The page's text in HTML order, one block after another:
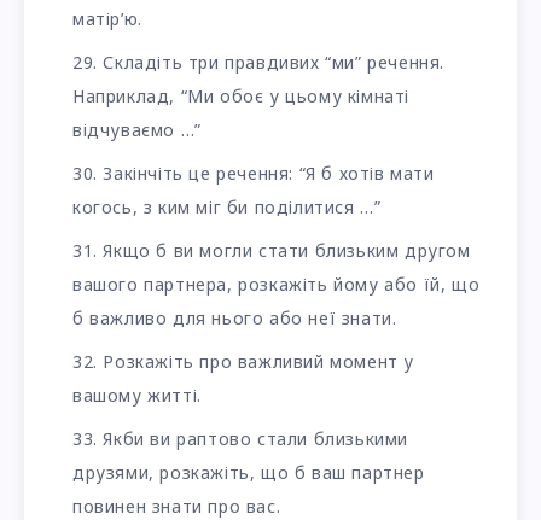
матір’ю.
Складіть три правдивих “ми” речення.
Наприклад, “Ми обоє у цьому кімнаті
відчуваємо …”
Закінчіть це речення: “Я б хотів мати
когось, з ким міг би поділитися …”
Якщо б ви могли стати близьким другом
вашого партнера, розкажіть йому або їй, що
б важливо для нього або неї знати.
Розкажіть про важливий момент у
вашому житті.
Якби ви раптово стали близькими
друзями, розкажіть, що б ваш партнер
повинен знати про вас.